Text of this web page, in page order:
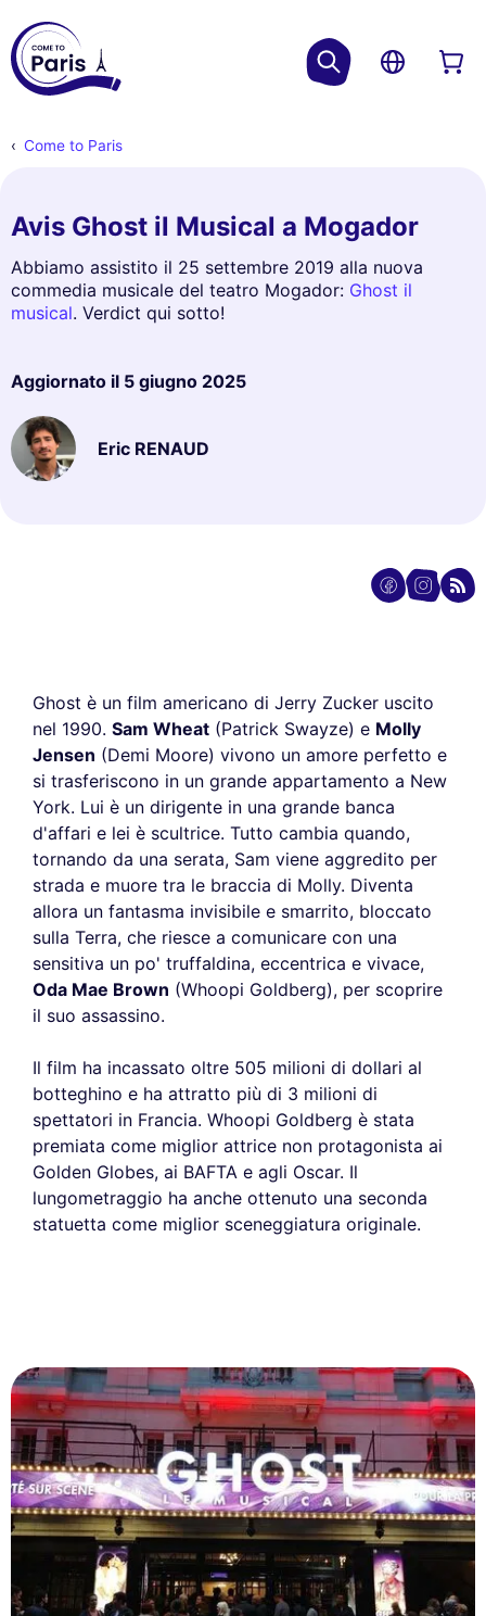
Come to Paris
Avis Ghost il Musical a Mogador
Abbiamo assistito il 25 settembre 2019 alla nuova
commedia musicale del teatro Mogador: Ghost il
musical. Verdict qui sotto!
Aggiornato il 5 giugno 2025
Eric RENAUD
Ghost è un film americano di Jerry Zucker uscito
nel 1990. Sam Wheat (Patrick Swayze) e Molly
Jensen (Demi Moore) vivono un amore perfetto e
si trasferiscono in un grande appartamento a New
York. Lui è un dirigente in una grande banca
d'affari e lei è scultrice. Tutto cambia quando,
tornando da una serata, Sam viene aggredito per
strada e muore tra le braccia di Molly. Diventa
allora un fantasma invisibile e smarrito, bloccato
sulla Terra, che riesce a comunicare con una
sensitiva un po' truffaldina, eccentrica e vivace,
Oda Mae Brown (Whoopi Goldberg), per scoprire
il suo assassino.
Il film ha incassato oltre 505 milioni di dollari al
botteghino e ha attratto più di 3 milioni di
spettatori in Francia. Whoopi Goldberg è stata
premiata come miglior attrice non protagonista ai
Golden Globes, ai BAFTA e agli Oscar. Il
lungometraggio ha anche ottenuto una seconda
statuetta come miglior sceneggiatura originale.